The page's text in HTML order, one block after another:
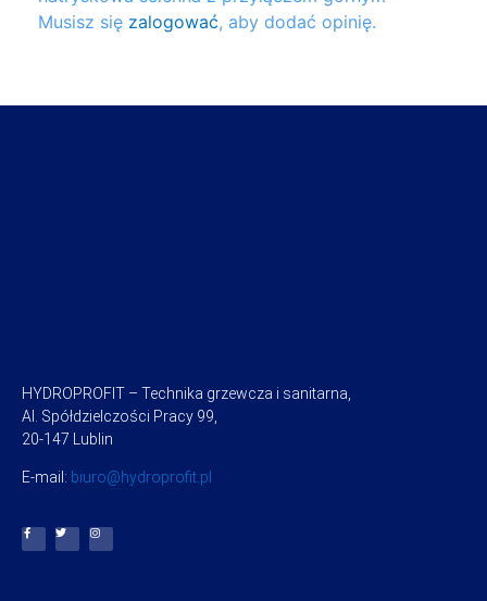
Musisz się zalogować, aby dodać opinię.
HYDROPROFIT – Technika grzewcza i sanitarna,
Al. Spółdzielczości Pracy 99,
20-147 Lublin
E-mail: biuro@hydroprofit.pl